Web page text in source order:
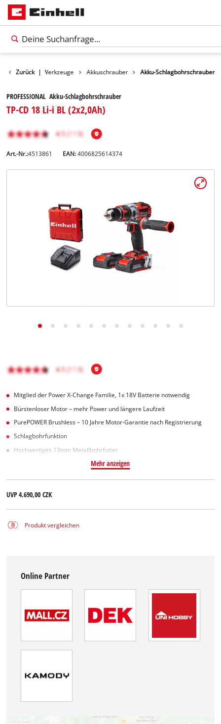
Deutsch
Zurück |
Produkte Werkzeuge Akkuschrauber Akku-Schlagbohrschrauber
PROFESSIONAL Akku-Schlagbohrschrauber
TP-CD 18 Li-i BL (2x2,0Ah)
Art.-Nr.:4513861 EAN:4006825614374
Mitglied der Power X-Change Familie, 1x 18V Batterie notwendig
Bürstenloser Motor – mehr Power und längere Laufzeit
PurePOWER Brushless – 10 Jahre Motor-Garantie nach Registrierung
Schlagbohrfunktion
Hochwertiges 13mm Metallbohrfutter
Mehr anzeigen
UVP4.690,00 CZK
Produkt vergleichen
Online Partner